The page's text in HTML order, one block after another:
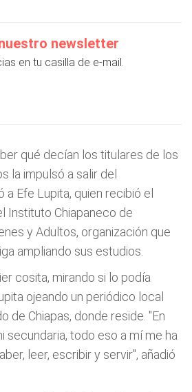
newsletter
en tu casilla de e-mail.
qué decían los titulares de los
la impulsó a salir del
Efe Lupita, quien recibió el
Instituto Chiapaneco de
y Adultos, organización que
ampliando sus estudios.
cosita, mirando si lo podía
ojeando un periódico local
de Chiapas, donde reside. "En
secundaria, todo eso a mí me ha
leer, escribir y servir", añadió